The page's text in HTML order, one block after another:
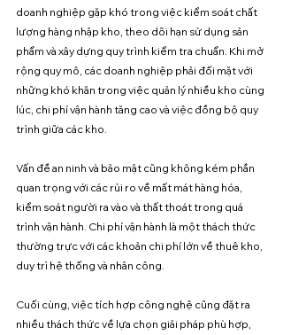
doanh nghiệp gặp khó trong việc kiểm soát chất
lượng hàng nhập kho, theo dõi hạn sử dụng sản
phẩm và xây dựng quy trình kiểm tra chuẩn. Khi mở
rộng quy mô, các doanh nghiệp phải đối mặt với
những khó khăn trong việc quản lý nhiều kho cùng
lúc, chi phí vận hành tăng cao và việc đồng bộ quy
trình giữa các kho.
Vấn đề an ninh và bảo mật cũng không kém phần
quan trọng với các rủi ro về mất mát hàng hóa,
kiểm soát người ra vào và thất thoát trong quá
trình vận hành. Chi phí vận hành là một thách thức
thường trực với các khoản chi phí lớn về thuê kho,
duy trì hệ thống và nhân công.
Cuối cùng, việc tích hợp công nghệ cũng đặt ra
nhiều thách thức về lựa chọn giải pháp phù hợp,